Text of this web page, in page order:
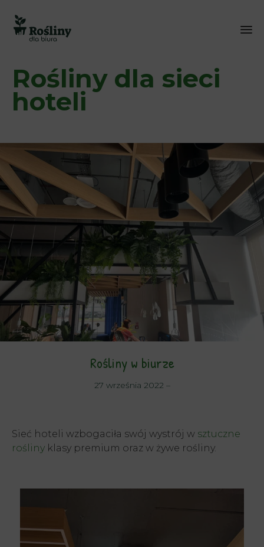
Rośliny dla sieci
hoteli
Rośliny w biurze
27 września 2022 –
Sieć hoteli wzbogaciła swój wystrój w sztuczne
rośliny klasy premium oraz w żywe rośliny.